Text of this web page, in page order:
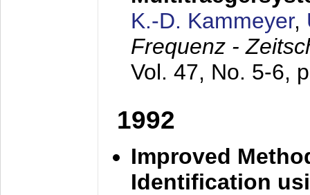
K.-D. Kammeyer,
Frequenz -
Vol. 47, No. 5-6,
1992
Improved
Identification